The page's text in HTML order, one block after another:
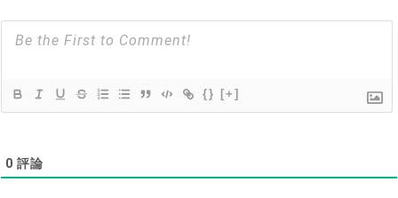
{} [+]
0 評論